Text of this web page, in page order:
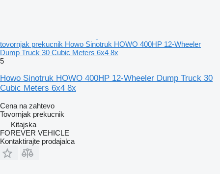
tovornjak prekucnik Howo Sinotruk HOWO 400HP 12-Wheeler
Dump Truck 30 Cubic Meters 6x4 8x
5
Howo Sinotruk HOWO 400HP 12-Wheeler Dump Truck 30
Cubic Meters 6x4 8x
Cena na zahtevo
Tovornjak prekucnik
Kitajska
FOREVER VEHICLE
Kontaktirajte prodajalca